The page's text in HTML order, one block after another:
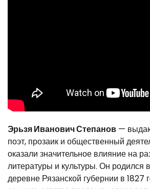
Эрьзя Иванович Степанов —
поэт, прозаик и общественный
оказали значительное влияние на
литературы и культуры. Он родился
деревне Рязанской губернии в 1827